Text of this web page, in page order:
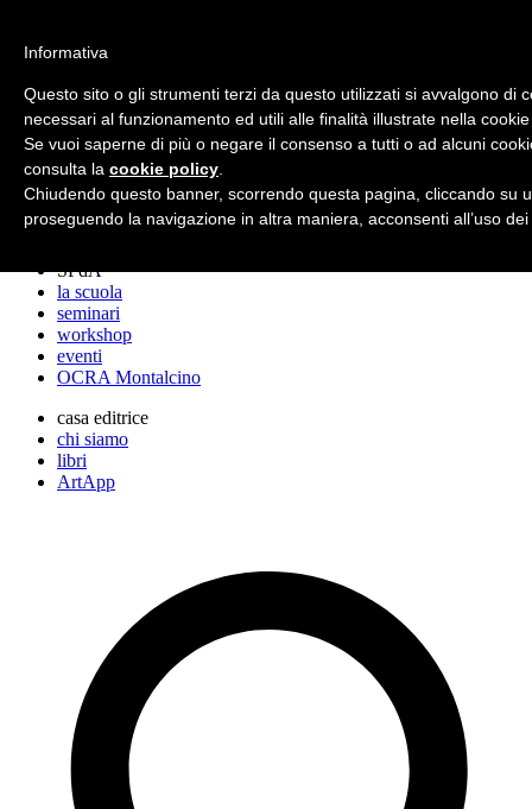
archos
lo studio
progetti
lectures
stampa
SPdA
la scuola
seminari
workshop
eventi
OCRA Montalcino
casa editrice
chi siamo
libri
ArtApp
Informativa
Questo sito o gli strumenti terzi da questo utilizzati si avvalgono di
necessari al funzionamento ed utili alle finalità illustrate nella
Se vuoi saperne di più o negare il consenso a tutti o ad alcuni
consulta la cookie policy
Chiudendo questo banner, scorrendo questa pagina, cliccando su
proseguendo la navigazione in altra maniera, acconsenti all’uso